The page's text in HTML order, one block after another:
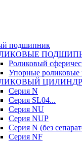
подшипник
Роликовый
Упорные
Серия N
Серия SL04...
Серия NU
Серия NUP
Серия N (без
Серия NF